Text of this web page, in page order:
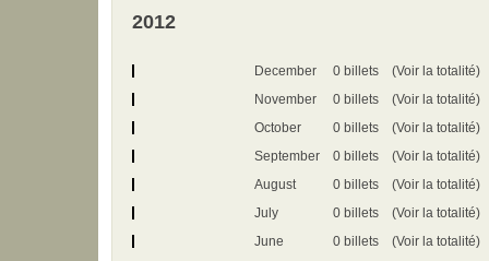
2012
December 0 billets
(Voir la totalité)
November
0 billets
(Voir la totalité)
October
0 billets
(Voir la totalité)
September
0 billets
(Voir la totalité)
August
0 billets
(Voir la totalité)
July
0 billets
(Voir la totalité)
June
0 billets
(Voir la totalité)